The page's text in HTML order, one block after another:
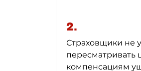
2.
Страховщики не
пересматривать
компенсациям